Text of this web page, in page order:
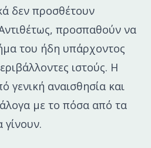
δεν προσθέτουν
προσπαθούν να
του ήδη υπάρχοντος
ιστούς. Η
γενική αναισθησία και
με το πόσα από τα